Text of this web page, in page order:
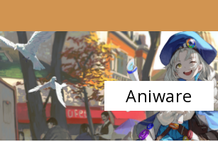
Aniware